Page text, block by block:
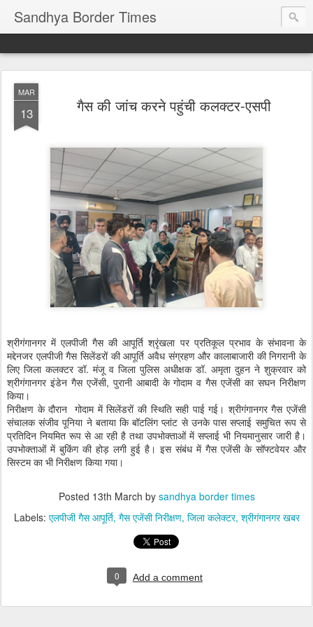
Sandhya Border Times
MAR
13 गैस की जांच करने पहुंची कलक्टर-एसपी
श्रीगंगानगर में एलपीजी गैस की आपूर्ति श्रृंखला पर प्रतिकूल प्रभाव के संभावना के
मद्देनजर एलपीजी गैस सिलेंडरों की आपूर्ति अवैध संग्रहण और कालाबाजारी की निगरानी के
लिए जिला कलक्टर डॉ. मंजू व जिला पुलिस अधीक्षक डॉ. अमृता दुहन ने शुक्रवार को
श्रीगंगानगर इंडेन गैस एजेंसी, पुरानी आबादी के गोदाम व गैस एजेंसी का सघन निरीक्षण
किया।
निरीक्षण के दौरान गोदाम में सिलेंडरों की स्थिति सही पाई गई। श्रीगंगानगर गैस एजेंसी
संचालक संजीव पूनिया ने बताया कि बॉटलिंग प्लांट से उनके पास सप्लाई समुचित रूप से
प्रतिदिन नियमित रूप से आ रही है तथा उपभोक्ताओं में सप्लाई भी नियमानुसार जारी है।
उपभोक्ताओं में बुकिंग की होड़ लगी हुई है। इस संबंध में गैस एजेंसी के सॉफ्टवेयर और
सिस्टम का भी निरीक्षण किया गया।
Posted 13th March by sandhya border times
Labels: एलपीजी गैस आपूर्ति गैस एजेंसी निरीक्षण जिला कलेक्टर श्रीगंगानगर खबर
0 Add a comment